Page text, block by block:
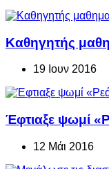
Καθηγητής
19 Ιουν 2016
Έφτιαξε ψωμί
12 Μάι 2016